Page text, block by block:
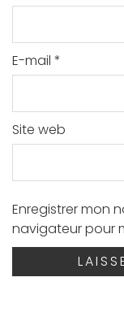
E-mail *
Site web
Enregistrer mon
navigateur pour